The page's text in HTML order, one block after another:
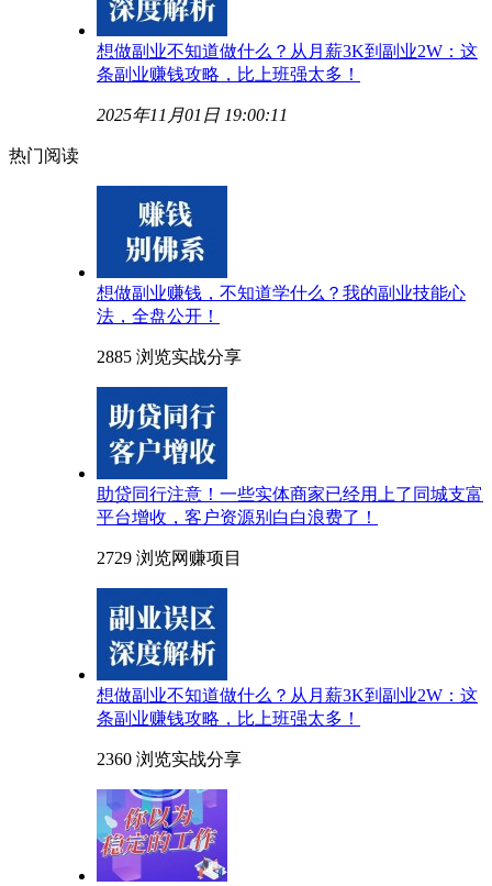
想做副业不知道做什么？从月薪3K到副业2W：这
条副业赚钱攻略，比上班强太多！
2025年11月01日 19:00:11
热门阅读
想做副业赚钱，不知道学什么？我的副业技能心
法，全盘公开！
2885 浏览实战分享
助贷同行注意！一些实体商家已经用上了同城支富
平台增收，客户资源别白白浪费了！
2729 浏览网赚项目
想做副业不知道做什么？从月薪3K到副业2W：这
条副业赚钱攻略，比上班强太多！
2360 浏览实战分享